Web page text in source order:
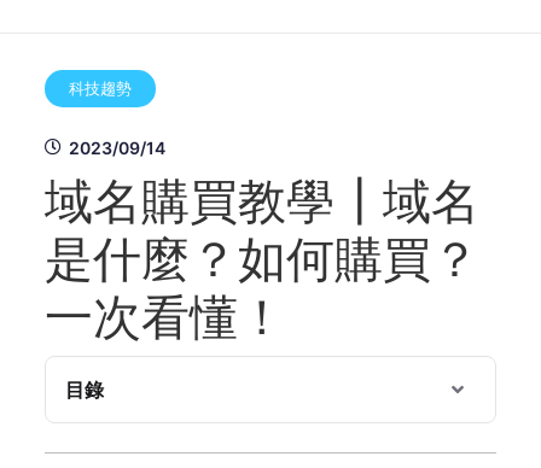
科技趨勢
2023/09/14
域名購買教學┃域名
是什麼？如何購買？
一次看懂！
目錄